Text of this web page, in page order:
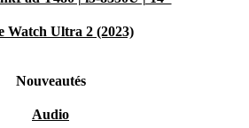
Watch Ultra 2 (2023)
Nouveautés
Audio